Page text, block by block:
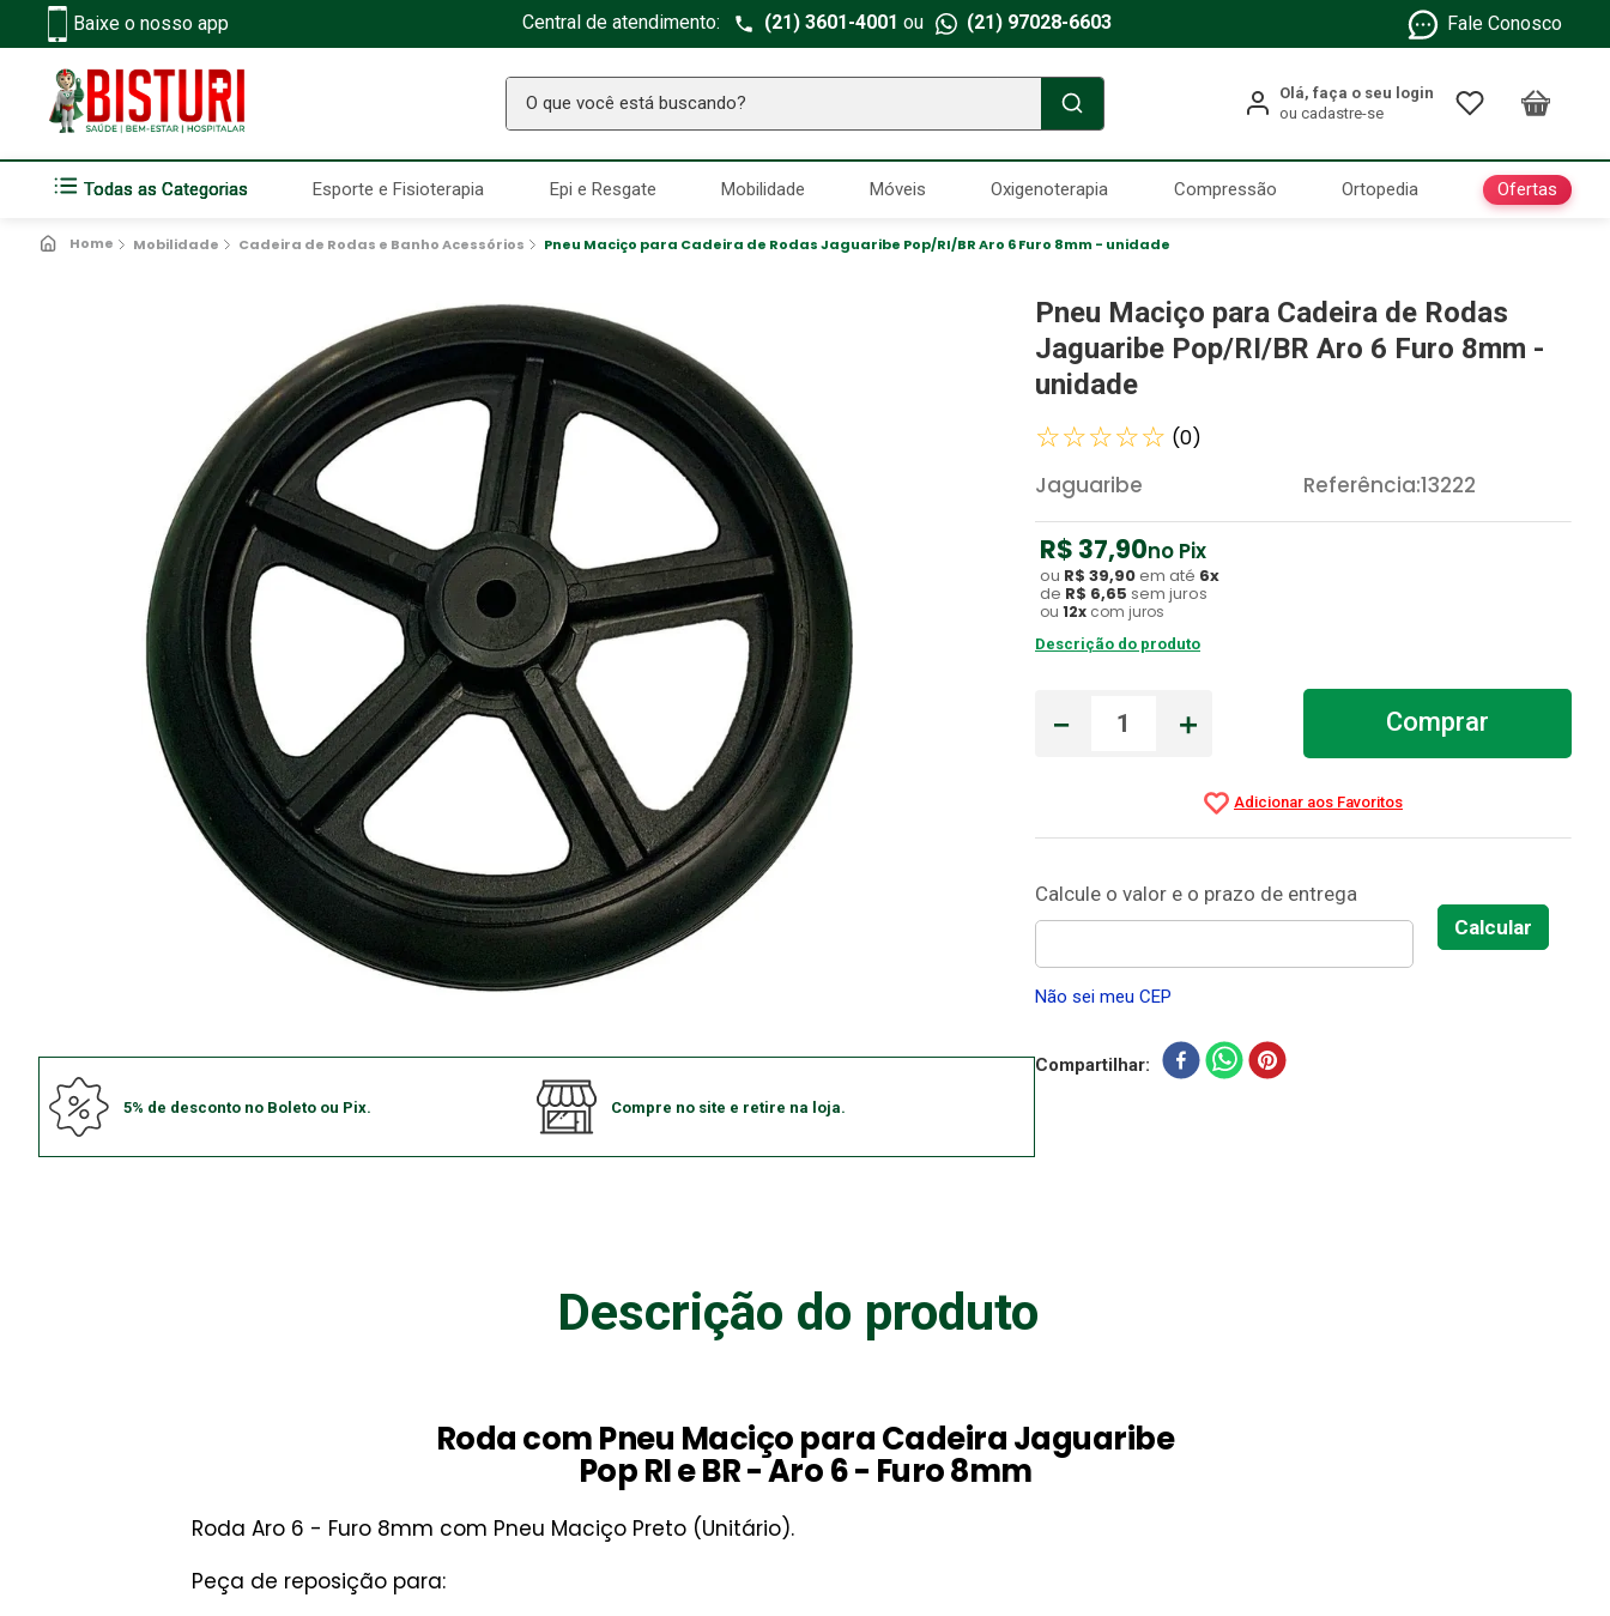
Baixe o nosso app Central de atendimento: (21) 3601-4001 ou (21) 97028-6603 Fale Conosco
O que você está buscando?
Todas as Categorias Esporte e Fisioterapia Epi e Resgate Mobilidade Móveis Oxigenoterapia Compressão Ortopedia Ofertas
Mobilidade Cadeira de Rodas e Banho Acessórios Pneu Maciço para Cadeira de Rodas Jaguaribe Pop/RI/BR Aro 6 Furo 8mm - unidade
5% de desconto no Boleto ou Pix. Compre no site e retire na loja.
Pneu Maciço para Cadeira de Rodas
Jaguaribe Pop/RI/BR Aro 6 Furo 8mm -
unidade
☆☆☆☆☆ (0)
Jaguaribe Referência:13222
R$ 37,90no Pix
ou R$ 39,90em até 6x
de R$ 6,65 sem juros
ou 12x com juros
Descrição do produto
＋
－ Comprar
Não sei meu CEP
Compartilhar
Descrição do produto
Roda com Pneu Maciço para Cadeira Jaguaribe
Pop RI e BR - Aro 6 - Furo 8mm
Roda Aro 6 - Furo 8mm com Pneu Maciço Preto (Unitário).
Peça de reposição para:
TERMOS MAIS BUSCADOS
Seringa Insulina
2 Fralda Geriatrica
4 º Estetoscopio Littmann
5º Littmann
6 Absorvente Geriatrico
7 º Gaze Esteril
8º Aparelho Pressão
9
10º Gaze